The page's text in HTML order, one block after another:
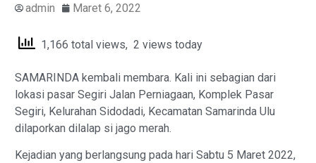
admin Maret 6, 2022
1,166 total views, 2 views today
SAMARINDA kembali membara. Kali ini sebagian dari
lokasi pasar Segiri Jalan Perniagaan, Komplek Pasar
Segiri, Kelurahan Sidodadi, Kecamatan Samarinda Ulu
dilaporkan dilalap si jago merah.
Kejadian yang berlangsung pada hari Sabtu 5 Maret 2022,